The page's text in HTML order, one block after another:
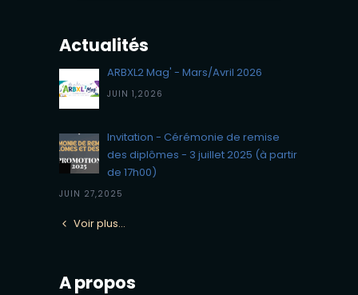
Actualités
ARBXL2 Mag' - Mars/Avril 2026
JUIN 1,2026
Invitation - Cérémonie de remise
des diplômes - 3 juillet 2025 (à partir
de 17h00)
JUIN 27,2025
Voir plus…
A propos